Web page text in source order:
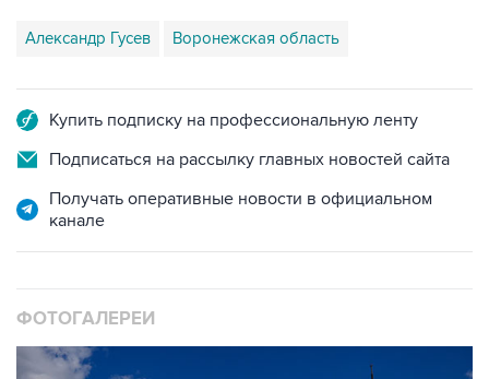
Александр Гусев Воронежская область
Купить подписку на профессиональную ленту
Подписаться на рассылку главных новостей сайта
Получать оперативные новости в официальном
канале
ФОТОГАЛЕРЕИ